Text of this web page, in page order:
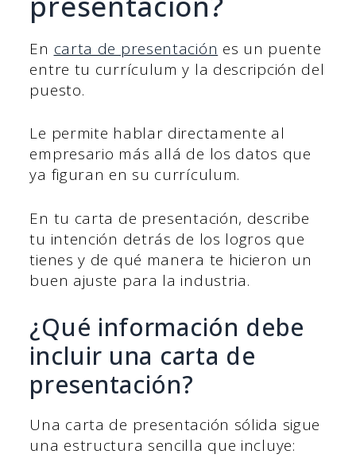
En carta de presentación es un puente
entre tu currículum y la descripción del
puesto.
Le permite hablar directamente al
empresario más allá de los datos que
ya figuran en su currículum.
En tu carta de presentación, describe
tu intención detrás de los logros que
tienes y de qué manera te hicieron un
buen ajuste para la industria.
¿Qué información debe
incluir una carta de
presentación?
Una carta de presentación sólida sigue
una estructura sencilla que incluye: